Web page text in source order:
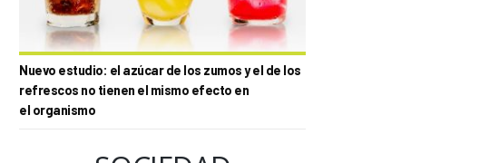
Nuevo estudio: el azúcar de los zumos y el de los
refrescos no tienen el mismo efecto en
el organismo